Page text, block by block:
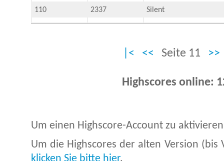
110 2337 Silent
|< << Seite 11 >>
Highscores online:
Um einen Highscore-Account zu
Um die Highscores der alten Version (bis